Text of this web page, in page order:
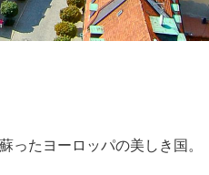
ったヨーロッパの美しき国。